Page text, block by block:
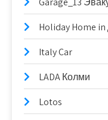
Holiday Home
Italy Car
LADA Колми
Lotos